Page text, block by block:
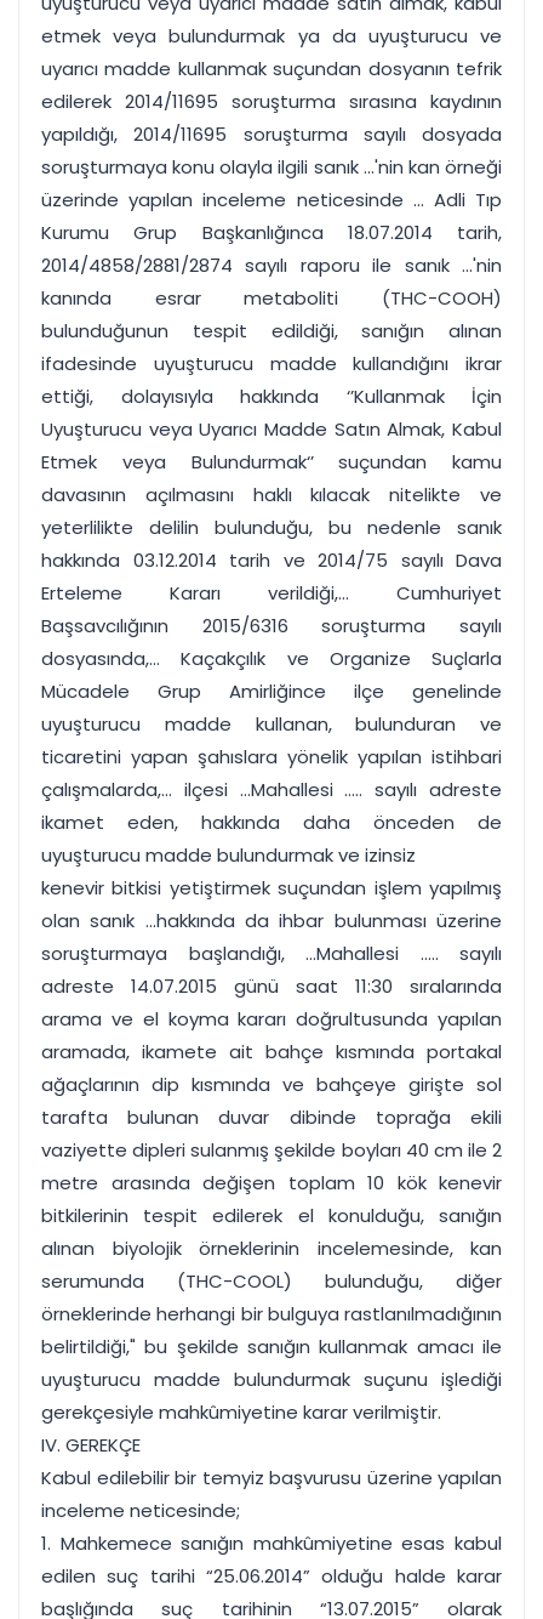
etmek veya bulundurmak ya da uyuşturucu ve
uyarıcı madde kullanmak suçundan dosyanın tefrik
edilerek 2014/11695 soruşturma sırasına kaydının
yapıldığı, 2014/11695 soruşturma sayılı dosyada
soruşturmaya konu olayla ilgili sanık ...'nin kan örneği
üzerinde yapılan inceleme neticesinde ... Adli Tıp
Kurumu Grup Başkanlığınca 18.07.2014 tarih,
2014/4858/2881/2874 sayılı raporu ile sanık ...'nin
kanında esrar metaboliti (THC-COOH)
bulunduğunun tespit edildiği, sanığın alınan
ifadesinde uyuşturucu madde kullandığını ikrar
ettiği, dolayısıyla hakkında ‘’Kullanmak İçin
Uyuşturucu veya Uyarıcı Madde Satın Almak, Kabul
Etmek veya Bulundurmak‘’ suçundan kamu
davasının açılmasını haklı kılacak nitelikte ve
yeterlilikte delilin bulunduğu, bu nedenle sanık
hakkında 03.12.2014 tarih ve 2014/75 sayılı Dava
Erteleme Kararı verildiği,... Cumhuriyet
Başsavcılığının 2015/6316 soruşturma sayılı
dosyasında,... Kaçakçılık ve Organize Suçlarla
Mücadele Grup Amirliğince ilçe genelinde
uyuşturucu madde kullanan, bulunduran ve
ticaretini yapan şahıslara yönelik yapılan istihbari
çalışmalarda,... ilçesi ...Mahallesi ..... sayılı adreste
ikamet eden, hakkında daha önceden de
uyuşturucu madde bulundurmak ve izinsiz
kenevir bitkisi yetiştirmek suçundan işlem yapılmış
olan sanık ...hakkında da ihbar bulunması üzerine
soruşturmaya başlandığı, ...Mahallesi ..... sayılı
adreste 14.07.2015 günü saat 11:30 sıralarında
arama ve el koyma kararı doğrultusunda yapılan
aramada, ikamete ait bahçe kısmında portakal
ağaçlarının dip kısmında ve bahçeye girişte sol
tarafta bulunan duvar dibinde toprağa ekili
vaziyette dipleri sulanmış şekilde boyları 40 cm ile 2
metre arasında değişen toplam 10 kök kenevir
bitkilerinin tespit edilerek el konulduğu, sanığın
alınan biyolojik örneklerinin incelemesinde, kan
serumunda (THC-COOL) bulunduğu, diğer
örneklerinde herhangi bir bulguya rastlanılmadığının
belirtildiği," bu şekilde sanığın kullanmak amacı ile
uyuşturucu madde bulundurmak suçunu işlediği
gerekçesiyle mahkûmiyetine karar verilmiştir.
IV. GEREKÇE
Kabul edilebilir bir temyiz başvurusu üzerine yapılan
inceleme neticesinde;
1. Mahkemece sanığın mahkûmiyetine esas kabul
edilen suç tarihi “25.06.2014” olduğu halde karar
başlığında suç tarihinin “13.07.2015” olarak